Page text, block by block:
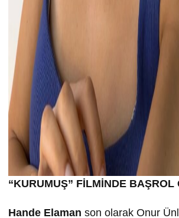
“KURUMUŞ” FİLMİNDE BAŞROL
Hande Elaman son olarak Onur